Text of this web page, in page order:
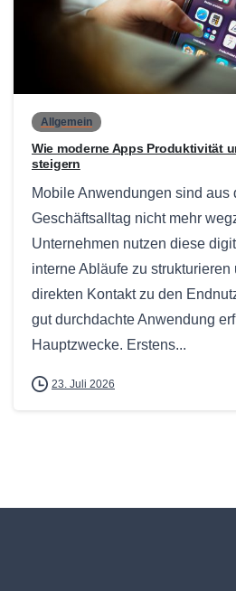
Allgemein
Wie moderne Apps Produktivität
steigern
Mobile Anwendungen sind aus
Geschäftsalltag nicht mehr
Unternehmen nutzen diese
interne Abläufe zu
direkten Kontakt zu den
gut durchdachte Anwendung
Hauptzwecke. Erstens...
23. Juli 2026